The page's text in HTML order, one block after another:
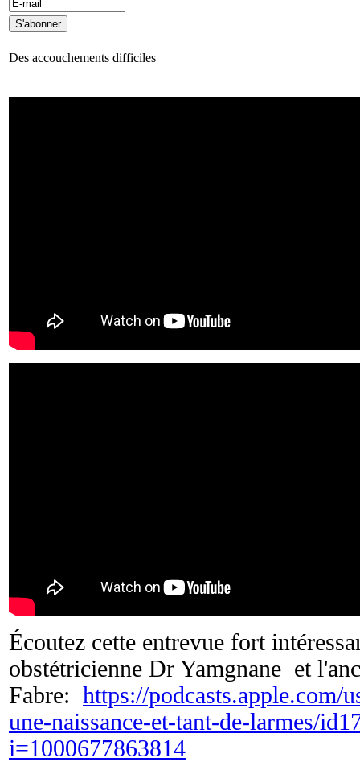
Des accouchements difficiles
Écoutez cette entrevue fort
obstétricienne Dr Yamgnane et
Fabre: https://podcasts.apple.com/
une-naissance-et-tant-de-larmes/
i=1000677863814